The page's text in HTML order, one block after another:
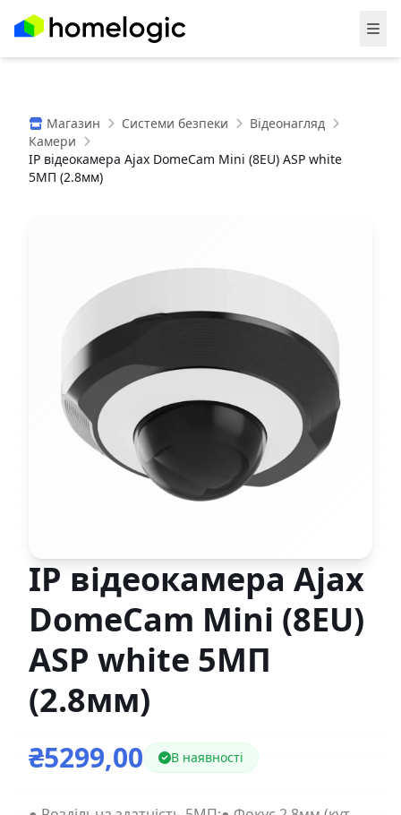
Магазин Системи безпеки
Відеонагляд
Камери
IP відеокамера Ajax DomeCam Mini (8EU) ASP white
5МП (2.8мм)
IP відеокамера Ajax
DomeCam Mini (8EU)
ASP white 5МП
(2.8мм)
₴5299,00 В наявності